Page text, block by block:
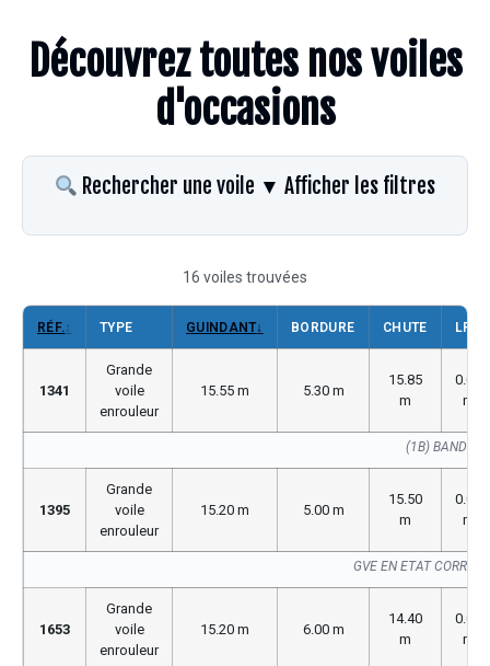
Découvrez toutes nos voiles
d'occasions
Rechercher une voile ▼ Afficher les filtres
16 voiles trouvées
RÉF.↕ TYPE GUINDANT↓ BORDURE CHUTE LP
1341
Grande
voile
enrouleur
15.55 m 5.30 m
15.85
m
0.00
m
(1B) BANDE
1395
Grande
voile
enrouleur
15.20 m 5.00 m
15.50
m
0.00
m
GVE EN ETAT
1653
Grande
voile
enrouleur
15.20 m 6.00 m
14.40
m
0.00
m